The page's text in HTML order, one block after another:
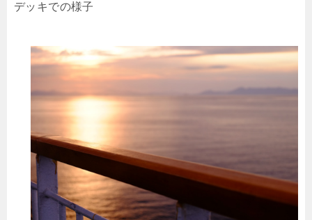
デッキでの様子